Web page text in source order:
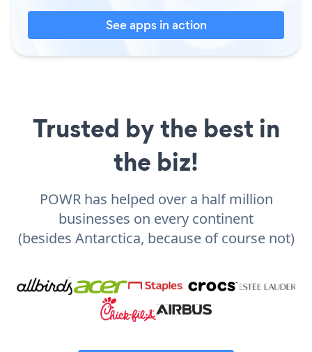
See apps in action
Trusted by the best in
the biz!
POWR has helped over a half million
businesses on every continent
(besides Antarctica, because of course not)